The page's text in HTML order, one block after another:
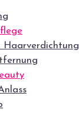
Haarverdichtung